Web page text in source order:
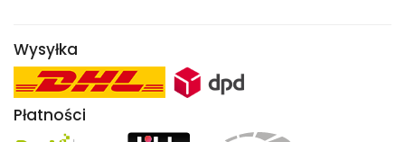
Wysyłka
Płatności